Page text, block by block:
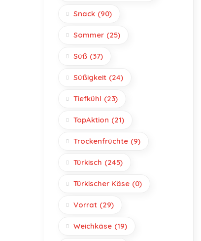
Snack (90)
Sommer (25)
Süß (37)
Süßigkeit (24)
Tiefkühl (23)
TopAktion (21)
Trockenfrüchte (9)
Türkisch (245)
Türkischer Käse (0)
Vorrat (29)
Weichkäse (19)